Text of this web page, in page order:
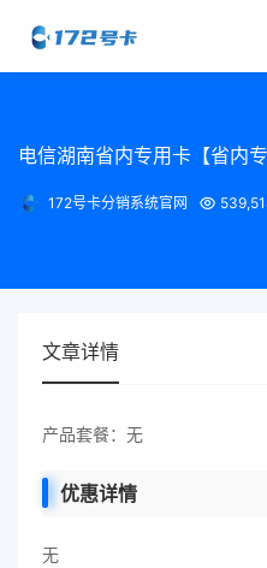
电信湖南省内专用卡【省内
172号卡分销系统官网
文章详情
产品套餐：无
优惠详情
无